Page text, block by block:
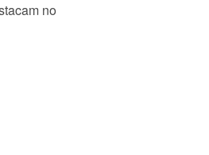
no